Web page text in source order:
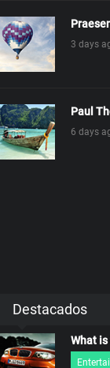
3 days
Paul
6 days
Destacados
What